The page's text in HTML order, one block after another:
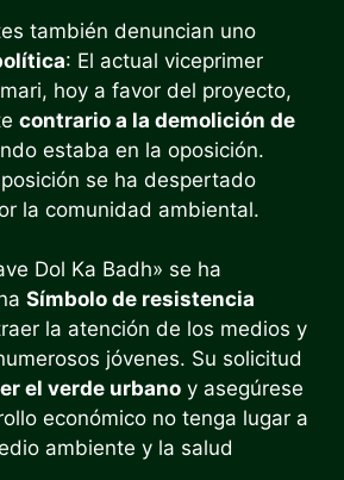
también denuncian uno
: El actual viceprimer
hoy a favor del proyecto,
contrario a la demolición de
estaba en la oposición.
se ha despertado
la comunidad ambiental.
Dol Ka Badh» se ha
Símbolo de resistencia
la atención de los medios y
jóvenes. Su solicitud
el verde urbano y asegúrese
económico no tenga lugar a
ambiente y la salud